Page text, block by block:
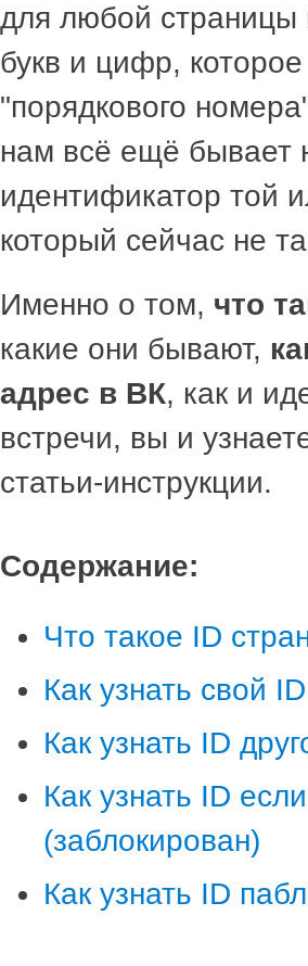
для любой страницы
букв и цифр,
"порядкового
нам всё ещё бывает
идентификатор той
который сейчас не
Именно о том, что
какие они бывают,
адрес в ВК, как и
встречи, вы и
статьи-инструкции.
Содержание:
Что такое ID
Как узнать свой ID
Как узнать ID
Как узнать ID
(заблокирован)
Как узнать ID